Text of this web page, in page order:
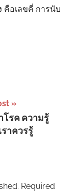
คือเลขคี่ การนับ
โรค ความรู้
าควรรู้
Required